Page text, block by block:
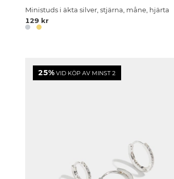
Ministuds i äkta silver, stjärna, måne, hjärta
129 kr
25% VID KÖP AV MINST 2